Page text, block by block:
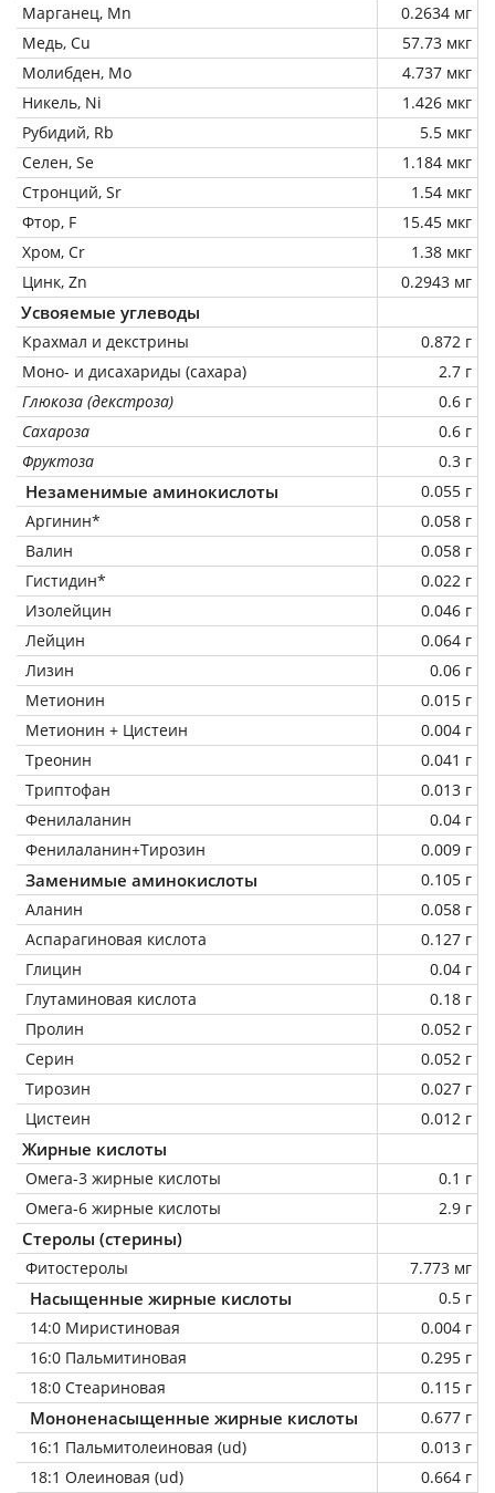
Марганец, Mn
0.2634 мг
Медь, Cu
57.73 мкг
Молибден, Mo
4.737 мкг
Никель, Ni
1.426 мкг
Рубидий, Rb
5.5 мкг
Селен, Se
1.184 мкг
Стронций, Sr
1.54 мкг
Фтор, F
15.45 мкг
Хром, Cr
1.38 мкг
Цинк, Zn
0.2943 мг
Усвояемые углеводы
Крахмал и декстрины
0.872 г
Моно- и дисахариды (сахара)
2.7 г
Глюкоза (декстроза)
0.6 г
Сахароза
0.6 г
Фруктоза
0.3 г
Незаменимые аминокислоты
0.055 г
Аргинин*
0.058 г
Валин
0.058 г
Гистидин*
0.022 г
Изолейцин
0.046 г
Лейцин
0.064 г
Лизин
0.06 г
Метионин
0.015 г
Метионин + Цистеин
0.004 г
Треонин
0.041 г
Триптофан
0.013 г
Фенилаланин
0.04 г
Фенилаланин+Тирозин
0.009 г
Заменимые аминокислоты
0.105 г
Аланин
0.058 г
Аспарагиновая кислота
0.127 г
Глицин
0.04 г
Глутаминовая кислота
0.18 г
Пролин
0.052 г
Серин
0.052 г
Тирозин
0.027 г
Цистеин
0.012 г
Жирные кислоты
Омега-3 жирные кислоты
0.1 г
Омега-6 жирные кислоты
2.9 г
Стеролы (стерины)
Фитостеролы 7.773 мг
Насыщенные жирные кислоты
0.5 г
14:0 Миристиновая
0.004 г
16:0 Пальмитиновая
0.295 г
18:0 Стеариновая
0.115 г
Мононенасыщенные жирные кислоты
0.677 г
16:1 Пальмитолеиновая (ud)
0.013 г
18:1 Олеиновая (ud)
0.664 г